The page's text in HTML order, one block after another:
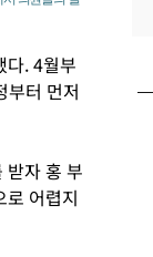
다. 4월부
부터 먼저
받자 홍 부
어렵지